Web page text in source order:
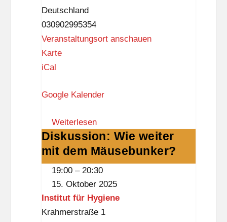
n
d
o
r
Deutschland
030902995354
Veranstaltungsort anschauen
KarteR
h
u
s
Z
e
l
e
iCal
Google Kalender
Weiterlesen
Diskussion:
Wie
weiter
dem
Mäusebunker?
Diskussion: Wie weiter
mit dem Mäusebunker?
19:00 – 20:30
15. Oktober 2025
Institut für Hygiene
Krahmerstraße 1